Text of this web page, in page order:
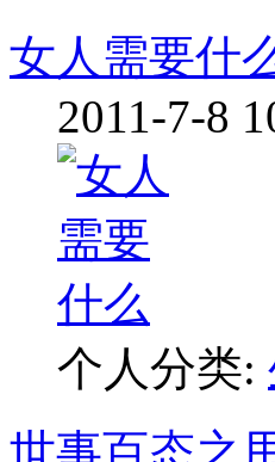
女人需要什
2011-7-8
个人分类:
世事百态之